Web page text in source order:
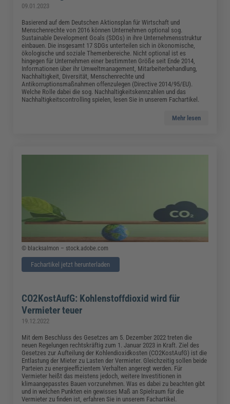
09.01.2023
Basierend auf dem Deutschen Aktionsplan für Wirtschaft und
Menschenrechte von 2016 können Unternehmen optional sog.
Sustainable Development Goals (SDGs) in ihre Unternehmensstruktur
einbauen. Die insgesamt 17 SDGs unterteilen sich in ökonomische,
ökologische und soziale Themenbereiche. Nicht optional ist es
hingegen für Unternehmen einer bestimmten Größe seit Ende 2014,
Informationen über ihr Umweltmanagement, Mitarbeiterbehandlung,
Nachhaltigkeit, Diversität, Menschenrechte und
Antikorruptionsmaßnahmen offenzulegen (Directive 2014/95/EU).
Welche Rolle dabei die sog. Nachhaltigkeitskennzahlen und das
Nachhaltigkeitscontrolling spielen, lesen Sie in unserem Fachartikel.
Mehr lesen
© blacksalmon – stock.adobe.com
Fachartikel jetzt herunterladen
CO2KostAufG: Kohlenstoffdioxid wird für
Vermieter teuer
19.12.2022
Mit dem Beschluss des Gesetzes am 5. Dezember 2022 treten die
neuen Regelungen rechtskräftig zum 1. Januar 2023 in Kraft. Ziel des
Gesetzes zur Aufteilung der Kohlendioxidkosten (CO2KostAufG) ist die
Entlastung der Mieter zu Lasten der Vermieter. Gleichzeitig sollen beide
Parteien zu energieeffizientem Verhalten angeregt werden. Für
Vermieter heißt das meistens jedoch, weitere Investitionen in
klimaangepasstes Bauen vorzunehmen. Was es dabei zu beachten gibt
und in welchen Punkten ein gewisses Maß an Spielraum für die
Vermieter zu finden ist, erfahren Sie in unserem Fachartikel.